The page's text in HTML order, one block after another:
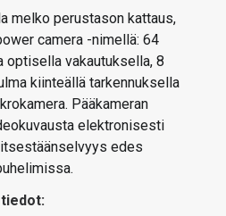
melko perustason kattaus,
camera -nimellä: 64
optisella vakautuksella, 8
kiinteällä tarkennuksella
Pääkameran
elektronisesti
edes